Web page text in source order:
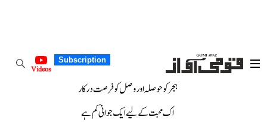
Subscription
Videos
ہجر کو حوصلہ اور وصل کو فرصت درکار
اک محبت کے لیے ایک جوانی کم ہے